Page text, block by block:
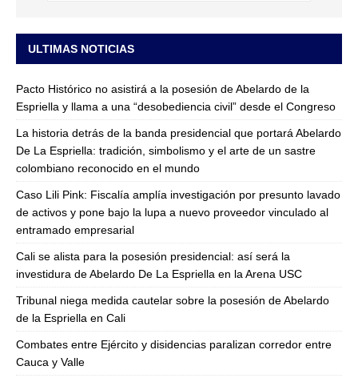
ULTIMAS NOTICIAS
Pacto Histórico no asistirá a la posesión de Abelardo de la
Espriella y llama a una “desobediencia civil” desde el Congreso
La historia detrás de la banda presidencial que portará Abelardo
De La Espriella: tradición, simbolismo y el arte de un sastre
colombiano reconocido en el mundo
Caso Lili Pink: Fiscalía amplía investigación por presunto lavado
de activos y pone bajo la lupa a nuevo proveedor vinculado al
entramado empresarial
Cali se alista para la posesión presidencial: así será la
investidura de Abelardo De La Espriella en la Arena USC
Tribunal niega medida cautelar sobre la posesión de Abelardo
de la Espriella en Cali
Combates entre Ejército y disidencias paralizan corredor entre
Cauca y Valle